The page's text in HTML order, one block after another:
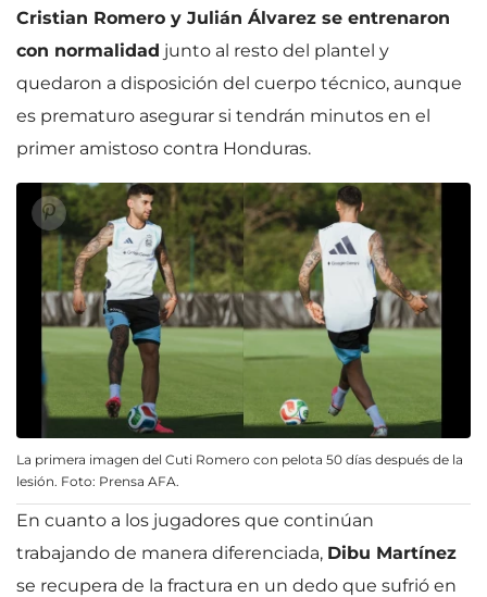
Cristian Romero y Julián Álvarez se entrenaron
con normalidad junto al resto del plantel y
quedaron a disposición del cuerpo técnico, aunque
es prematuro asegurar si tendrán minutos en el
primer amistoso contra Honduras.
La primera imagen del Cuti Romero con pelota 50 días después de la
lesión. Foto: Prensa AFA.
En cuanto a los jugadores que continúan
trabajando de manera diferenciada, Dibu Martínez
se recupera de la fractura en un dedo que sufrió en